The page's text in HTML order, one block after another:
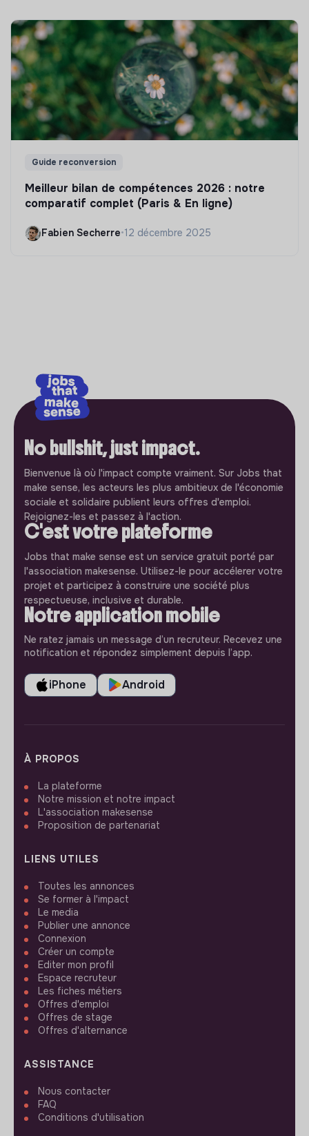
Guide reconversion
Meilleur bilan de compétences 2026 : notre
comparatif complet (Paris & En ligne)
Fabien Secherre•12 décembre 2025
No bullshit, just impact.
Bienvenue là où l'impact compte vraiment. Sur Jobs that
make sense, les acteurs les plus ambitieux de l'économie
sociale et solidaire publient leurs offres d'emploi.
Rejoignez-les et passez à l'action.
C'est votre plateforme
Jobs that make sense est un service gratuit porté par
l'association makesense. Utilisez-le pour accélerer votre
projet et participez à construire une société plus
respectueuse, inclusive et durable.
Notre application mobile
Ne ratez jamais un message d’un recruteur. Recevez une
notification et répondez simplement depuis l’app.
iPhone Android
À PROPOS
La plateforme
Notre mission et notre impact
L'association makesense
Proposition de partenariat
LIENS UTILES
Toutes les annonces
Se former à l'impact
Le media
Publier une annonce
Connexion
Créer un compte
Editer mon profil
Espace recruteur
Les fiches métiers
Offres d'emploi
Offres de stage
Offres d'alternance
ASSISTANCE
Nous contacter
FAQ
Conditions d'utilisation